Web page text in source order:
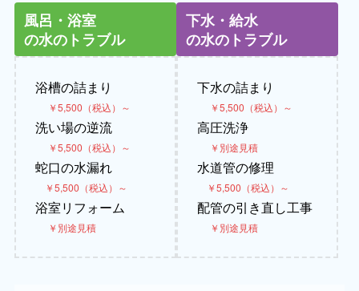
風呂・浴室
の水のトラブル
浴槽の詰まり
￥5,500（税込）～
洗い場の逆流
￥5,500（税込）～
蛇口の水漏れ
￥5,500（税込）～
浴室リフォーム
￥別途見積
下水・給水
の水のトラブル
下水の詰まり
￥5,500（税込）～
高圧洗浄
￥別途見積
水道管の修理
￥5,500（税込）～
配管の引き直し工事
￥別途見積